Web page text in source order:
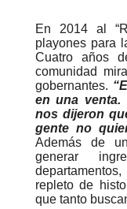
En 2014 al
playones para
Cuatro años
comunidad
gobernantes.
en una venta.
nos dijeron
gente no
Además de
generar
repleto de
que tanto